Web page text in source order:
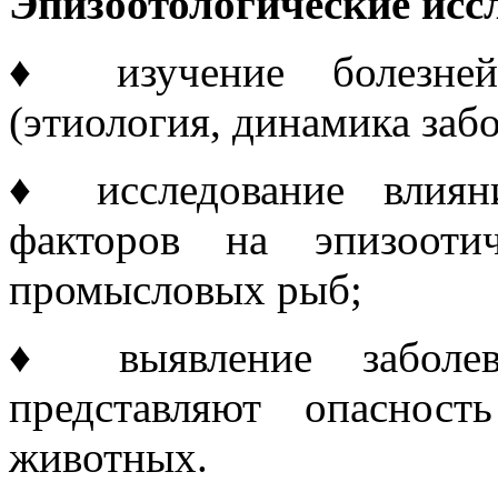
♦ изучение
(этиология, динамика
♦ исследование
факторов на
промысловых рыб;
♦ выявление
представляют
животных.